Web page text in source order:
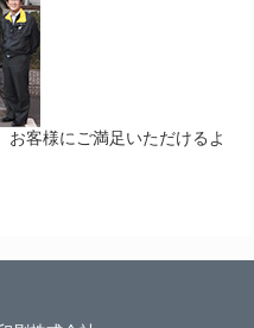
客様にご満足いただけるよ